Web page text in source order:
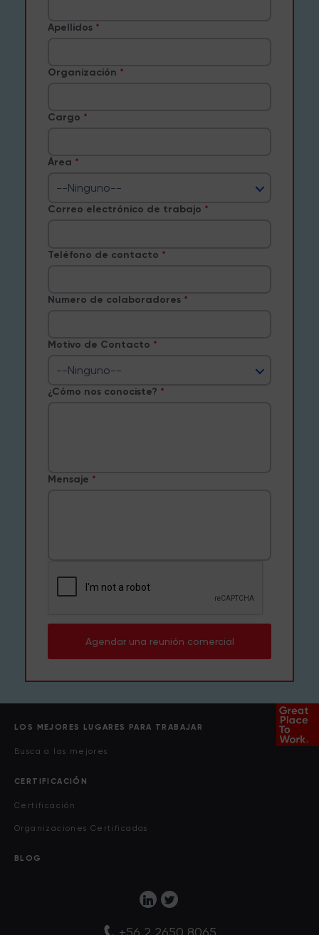
Apellidos
Organización
Cargo
Área
--Ninguno--
Correo electrónico de trabajo
Teléfono de contacto
Numero de colaboradores
Motivo de Contacto
--Ninguno--
¿Cómo nos conociste?
Mensaje
Agendar una reunión comercial
LOS MEJORES LUGARES PARA TRABAJAR
Busca a las mejores
CERTIFICACIÓN
Certificación
Organizaciones Certificadas
BLOG
+56 2 2650 8065